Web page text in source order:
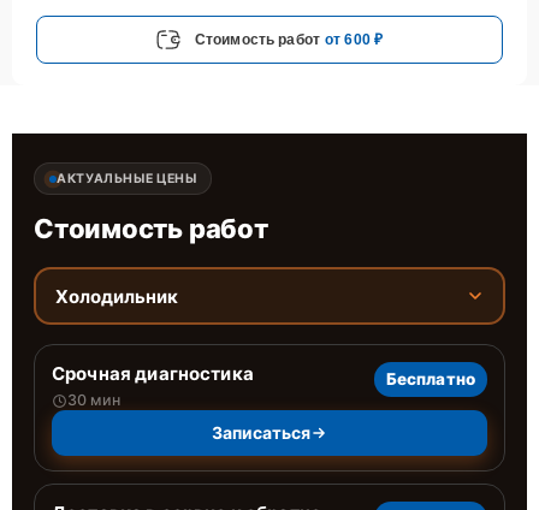
Стоимость работ от 600 ₽
АКТУАЛЬНЫЕ ЦЕНЫ
Стоимость работ
Холодильник
Срочная диагностика
30 мин
Бесплатно
Записаться